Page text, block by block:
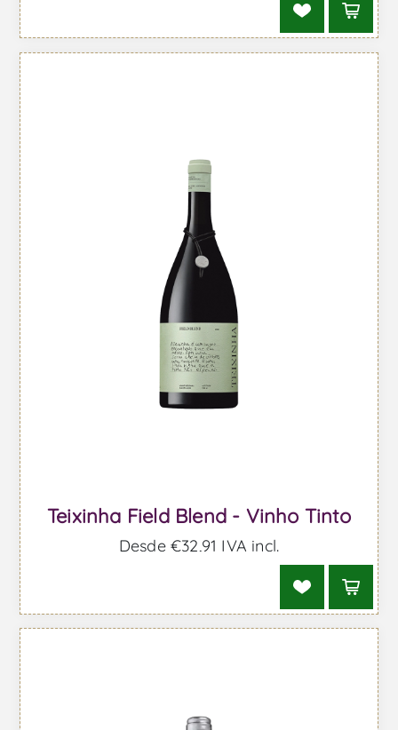
Teixinha Field Blend - Vinho Tinto
Desde €32,91 IVA incl.